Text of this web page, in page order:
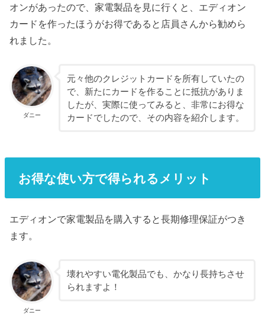
オンがあったので、家電製品を見に行くと、エディオン
カードを作ったほうがお得であると店員さんから勧めら
れました。
ダニー
元々他のクレジットカードを所有していたの
で、新たにカードを作ることに抵抗がありま
したが、実際に使ってみると、非常にお得な
カードでしたので、その内容を紹介します。
お得な使い方で得られるメリット
エディオンで家電製品を購入すると長期修理保証がつき
ます。
ダニー
壊れやすい電化製品でも、かなり長持ちさせ
られますよ！